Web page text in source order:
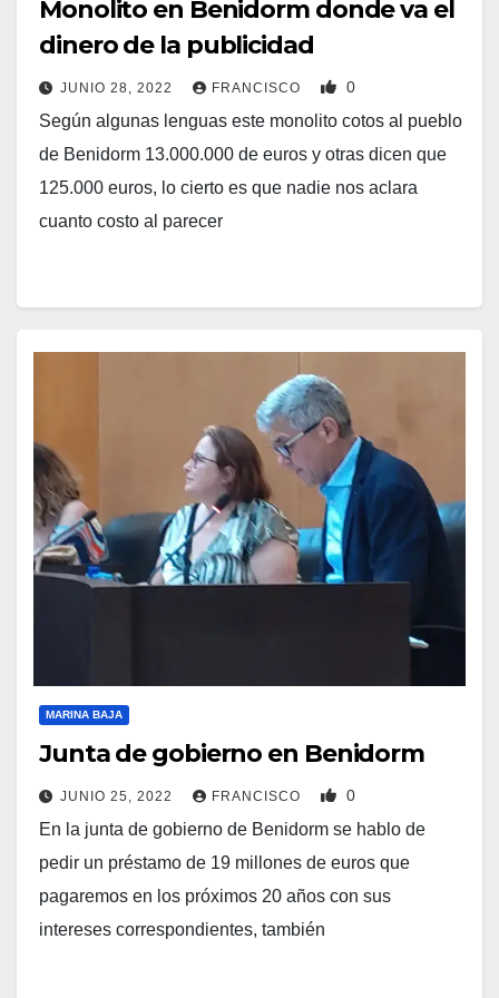
Monolito en Benidorm donde va el
dinero de la publicidad
JUNIO 28, 2022 FRANCISCO 0
Según algunas lenguas este monolito cotos al pueblo
de Benidorm 13.000.000 de euros y otras dicen que
125.000 euros, lo cierto es que nadie nos aclara
cuanto costo al parecer
MARINA BAJA
Junta de gobierno en Benidorm
JUNIO 25, 2022 FRANCISCO 0
En la junta de gobierno de Benidorm se hablo de
pedir un préstamo de 19 millones de euros que
pagaremos en los próximos 20 años con sus
intereses correspondientes, también